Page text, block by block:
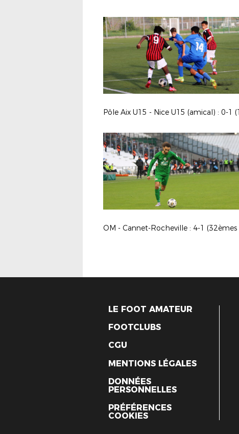
LE FOOT AMATEUR
FOOTCLUBS
CGU
MENTIONS LÉGALES
DONNÉES
PERSONNELLES
PRÉFÉRENCES
COOKIES